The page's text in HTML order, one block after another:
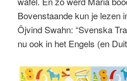
Bovenstaande kun je lezen
Öjvind Swahn: “Svenska
nu ook in het Engels (en